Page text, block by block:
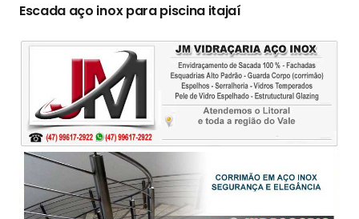
Escada aço inox para piscina itajaí